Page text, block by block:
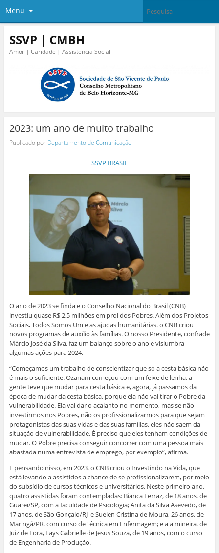
Menu
SSVP | CMBH
Amor | Caridade | Assistência Social
2023: um ano de muito trabalho
Publicado por Departamento de Comunicação
SSVP BRASIL
O ano de 2023 se finda e o Conselho Nacional do Brasil (CNB)
investiu quase R$ 2,5 milhões em prol dos Pobres. Além dos Projetos
Sociais, Todos Somos Um e as ajudas humanitárias, o CNB criou
novos programas de auxílio às famílias. O nosso Presidente, confrade
Márcio José da Silva, faz um balanço sobre o ano e vislumbra
algumas ações para 2024.
“Começamos um trabalho de conscientizar que só a cesta básica não
é mais o suficiente. Ozanam começou com um feixe de lenha, a
gente teve que mudar para cesta básica e, agora, já passamos da
época de mudar da cesta básica, porque ela não vai tirar o Pobre da
vulnerabilidade. Ela vai dar o acalanto no momento, mas se não
investirmos nos Pobres, não os profissionalizarmos para que sejam
protagonistas das suas vidas e das suas famílias, eles não saem da
situação de vulnerabilidade. É preciso que eles tenham condições de
mudar. O Pobre precisa conseguir concorrer com uma pessoa mais
abastada numa entrevista de emprego, por exemplo”, afirma.
E pensando nisso, em 2023, o CNB criou o Investindo na Vida, que
está levando a assistidos a chance de se profissionalizarem, por meio
do subsídio de cursos técnicos e universitários. Neste primeiro ano,
quatro assistidas foram contempladas: Bianca Ferraz, de 18 anos, de
Guareí/SP, com a faculdade de Psicologia; Anita da Silva Asevedo, de
17 anos, de São Gonçalo/RJ, e Suelen Cristina de Moura, 26 anos, de
Maringá/PR, com curso de técnica em Enfermagem; e a a mineira, de
Juiz de Fora, Lays Gabrielle de Jesus Souza, de 19 anos, com o curso
de Engenharia de Produção.